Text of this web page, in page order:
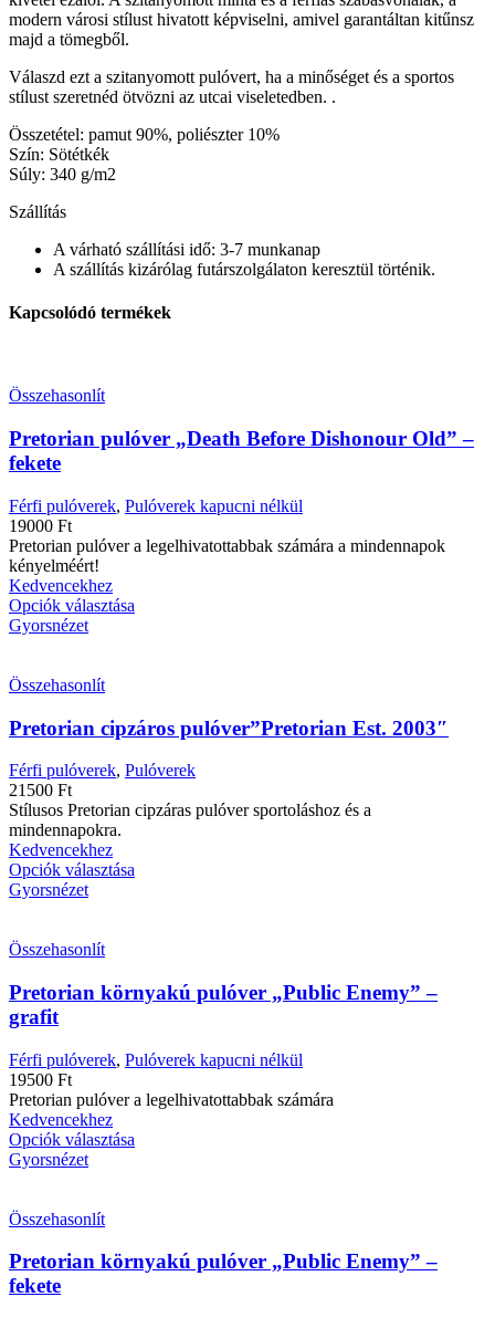
modern városi stílust hivatott képviselni, amivel garantáltan kitűnsz
majd a tömegből.
Válaszd ezt a szitanyomott pulóvert, ha a minőséget és a sportos
stílust szeretnéd ötvözni az utcai viseletedben. .
Összetétel: pamut 90%, poliészter 10%
Szín: Sötétkék
Súly: 340 g/m2
Szállítás
A várható szállítási idő: 3-7 munkanap
A szállítás kizárólag futárszolgálaton keresztül történik.
Kapcsolódó termékek
Összehasonlít
Pretorian pulóver „Death Before Dishonour Old” –
fekete
Férfi pulóverek, Pulóverek kapucni nélkül
19000 Ft
Pretorian pulóver a legelhivatottabbak számára a mindennapok
kényelméért!
Kedvencekhez
Opciók választása
Gyorsnézet
Összehasonlít
Pretorian cipzáros pulóver”Pretorian Est. 2003″
Férfi pulóverek, Pulóverek
21500 Ft
Stílusos Pretorian cipzáras pulóver sportoláshoz és a
mindennapokra.
Kedvencekhez
Opciók választása
Gyorsnézet
Összehasonlít
Pretorian környakú pulóver „Public Enemy” –
grafit
Férfi pulóverek, Pulóverek kapucni nélkül
19500 Ft
Pretorian pulóver a legelhivatottabbak számára
Kedvencekhez
Opciók választása
Gyorsnézet
Összehasonlít
Pretorian környakú pulóver „Public Enemy” –
fekete